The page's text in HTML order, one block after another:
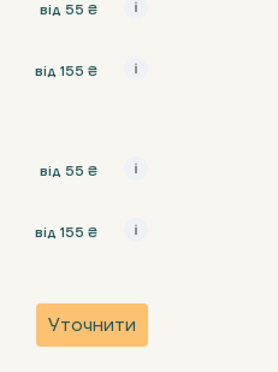
від 55 ₴
від 155 ₴
від 55 ₴
від 155 ₴
Уточнити